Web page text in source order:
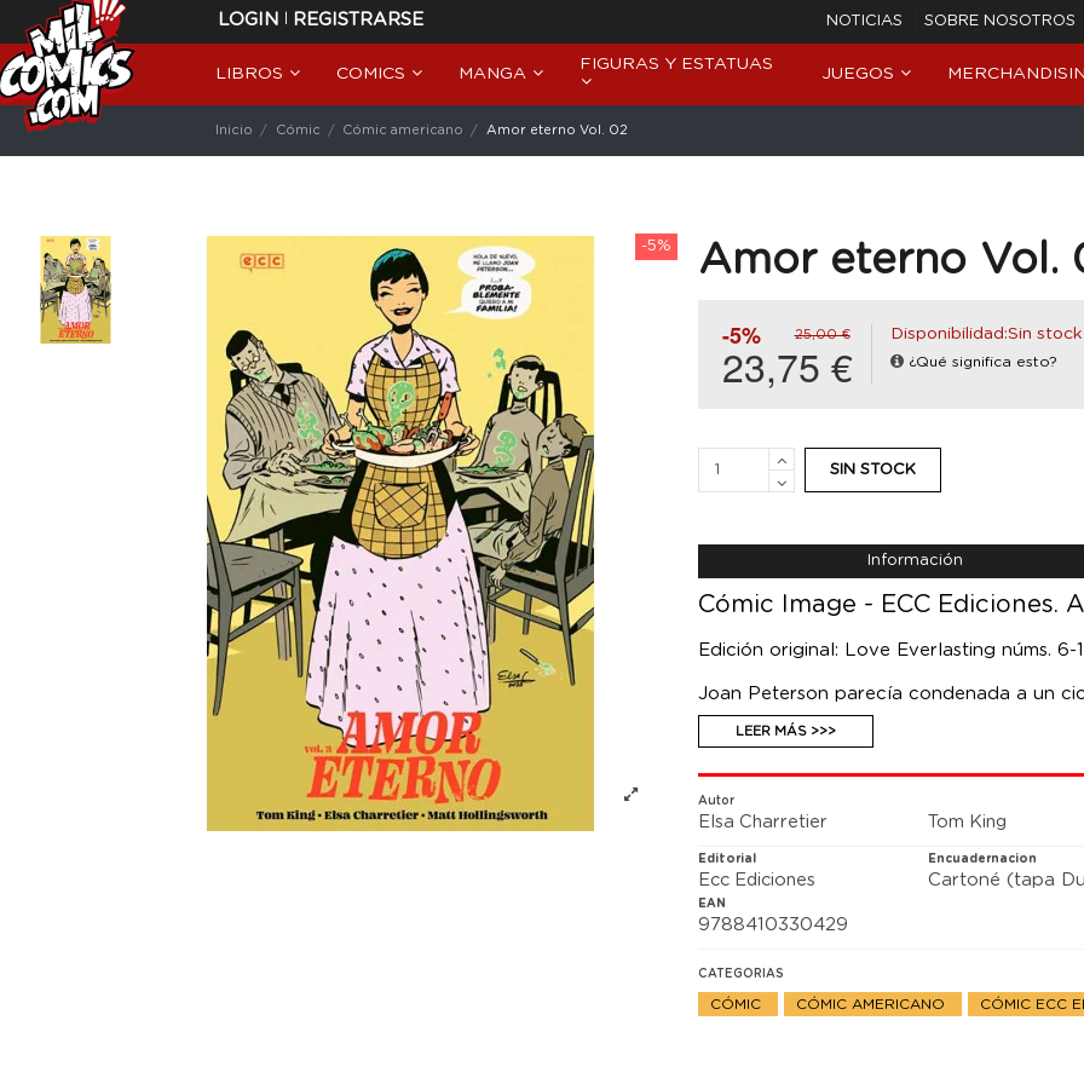
LOGIN | REGISTRARSE NOTICIAS SOBRE NOSOTROS
LIBROS COMICS MANGA
FIGURAS Y ESTATUAS
JUEGOS
Inicio Cómic Cómic americano Amor eterno Vol. 02
-5% Amor eterno Vol.
-5% 25,00 €
23,75 €
Disponibilidad:Sin stock
¿Qué significa esto?
SIN STOCK
Información
Cómic Image - ECC Ediciones.
Edición original: Love Everlasting núms. 6-
Joan Peterson parecía condenada a un
mismo. Se enamoraba y, en cuanto su
empezar. Parecía que no iba a conseguir
no va bien, y el sueño se está
esperaba. Llega el segundo recopilatorio
Harvey que resulta tan romántica como
LEER MÁS >>>
Autor
Elsa Charretier Tom King
Editorial
Ecc Ediciones
Encuadernacion
Cartoné (tapa
EAN
9788410330429
CATEGORIAS
CÓMIC CÓMIC AMERICANO CÓMIC ECC